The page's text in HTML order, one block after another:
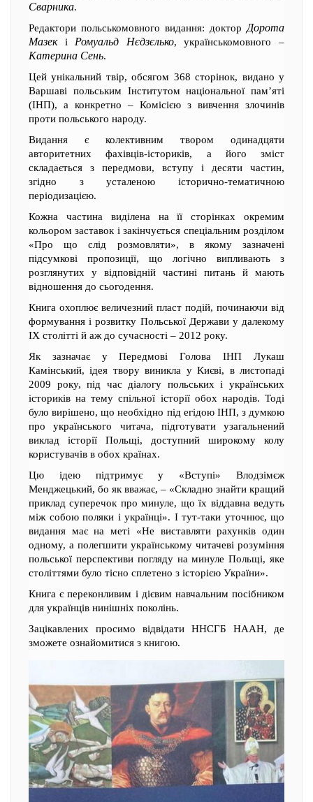
Сварника.
Редактори польськомовного видання: доктор Дорота
Мазекі Ромуальд Нєдзєлько, українськомовного –
Катерина Сень.
Цей унікальний твір, обсягом 368 сторінок, видано у
Варшаві польським Інститутом національної пам’яті
(ІНП), а конкретно – Комісією з вивчення злочинів
проти польського народу.
Видання є колективним твором одинадцяти
авторитетних фахівців-істориків, а його зміст
складається з передмови, вступу і десяти частин,
згідно з усталеною історично-тематичною
періодизацією.
Кожна частина виділена на її сторінках окремим
кольором заставок і закінчується спеціальним розділом
«Про що слід розмовляти», в якому зазначені
підсумкові пропозиції, що логічно випливають з
розглянутих у відповідній частині питань й мають
відношення до сьогодення.
Книга охоплює величезний пласт подій, починаючи від
формування і розвитку Польської Держави у далекому
ІХ столітті й аж до сучасності – 2012 року.
Як зазначає у Передмові Голова ІНП Лукаш
Камінський, ідея твору виникла у Києві, в листопаді
2009 року, під час діалогу польських і українських
істориків на тему спільної історії обох народів. Тоді
було вирішено, що необхідно під егідою ІНП, з думкою
про українського читача, підготувати узагальнений
виклад історії Польщі, доступний широкому колу
користувачів в обох країнах.
Цю ідею підтримує у «Вступі» Влодзімєж
Менджецький, бо як вважає, – «Складно знайти кращий
приклад суперечок про минуле, що їх віддавна ведуть
між собою поляки і українці». І тут-таки уточнює, що
видання має на меті «Не виставляти рахунків один
одному, а полегшити українському читачеві розуміння
польської перспективи погляду на минуле Польщі, яке
століттями було тісно сплетено з історією України».
Книга є переконливим і дієвим навчальним посібником
для українців нинішніх поколінь.
Зацікавлених просимо відвідати ННСГБ НААН, де
зможете ознайомитися з книгою.